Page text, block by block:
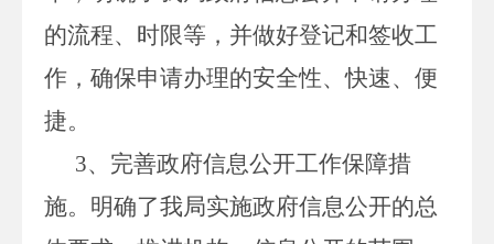
的流程、时限等，并做好登记和签收工
作，确保申请办理的安全性、快速、便
捷。
3、完善政府信息公开工作保障措
施。明确了我局实施政府信息公开的总